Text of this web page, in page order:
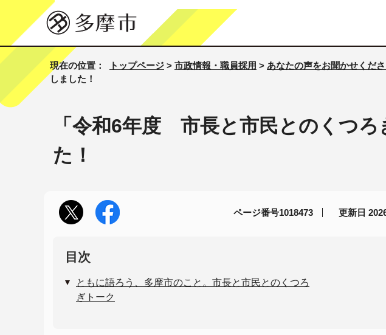
現在の位置： トップページ > 市政情報・職員採用 > あなたの声をお聞かせくだ
しました！
「令和6年度 市長と市民とのくつ
た！
ページ番号1018473 更新日
目次
ともに語ろう、多摩市のこと。市長と市民とのくつろ
ぎトーク